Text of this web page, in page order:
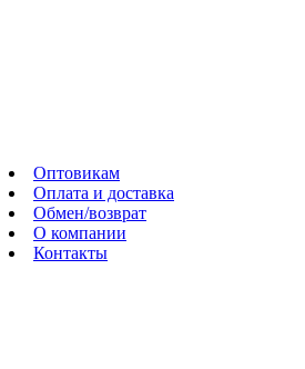
Оптовикам
Оплата и доставка
Обмен/возврат
О компании
Контакты